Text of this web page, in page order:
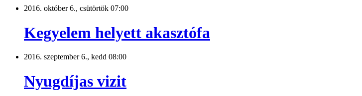
2016. október 6., csütörtök 07:00
Kegyelem helyett akasztófa
2016. szeptember 6., kedd 08:00
Nyugdíjas vizit